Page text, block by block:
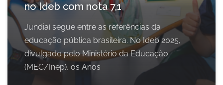
no Ideb com nota 7,1
Jundiaí segue entre as referências da
educação pública brasileira. No Ideb 2025,
divulgado pelo Ministério da Educação
(MEC/Inep), os Anos